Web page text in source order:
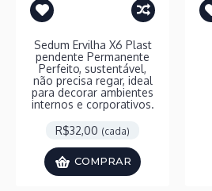
Sedum Ervilha X6 Plast
pendente Permanente
Perfeito, sustentável,
não precisa regar, ideal
para decorar ambientes
internos e corporativos.
R$32,00 (cada)
COMPRAR